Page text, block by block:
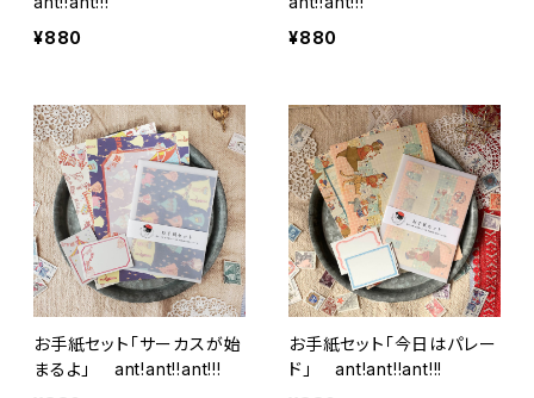
¥880
¥880
お手紙セット「サーカスが始
まるよ」 ant!ant!!ant!!!
お手紙セット「今日はパレー
ド」 ant!ant!!ant!!!